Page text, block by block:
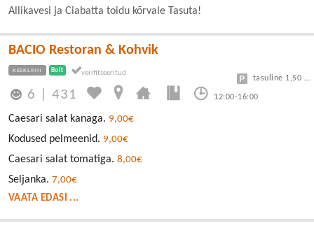
Allikavesi ja Ciabatta toidu kõrvale Tasuta!
BACIO Restoran & Kohvik
KESKLINN Bolt
6 |431 12:00-16:00
tasuline 1,50 eur/h
Caesari salat kanaga. 9,00€
Kodused pelmeenid. 9,00€
Caesari salat tomatiga. 8,00€
Seljanka. 7,00€
VAATA EDASI ...